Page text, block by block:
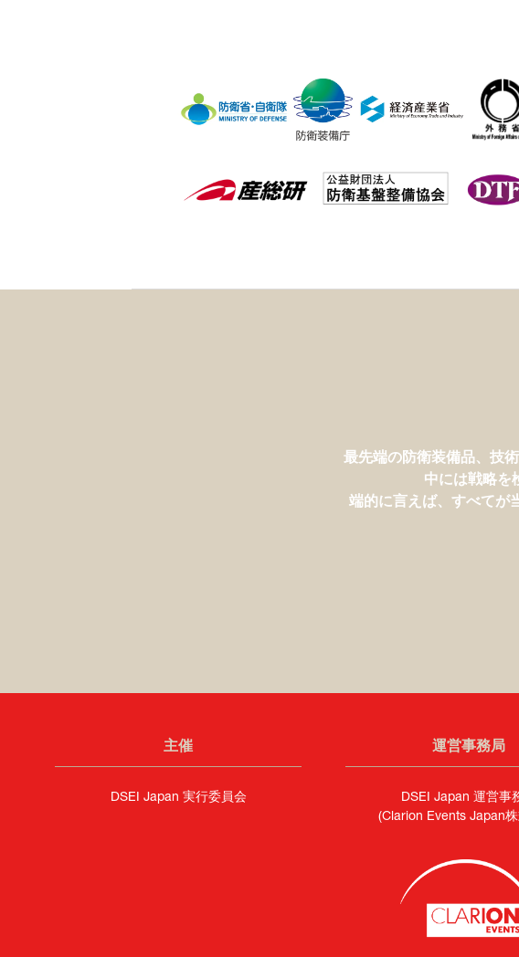
最先端の防衛装備品、技
中には戦略を
端的に言えば、すべてが
海外からの多くの来
国際展開
業界に
主催
DSEI Japan 実行委員会
運営事務局
DSEI Japan 運営事
(Clarion Events Japan